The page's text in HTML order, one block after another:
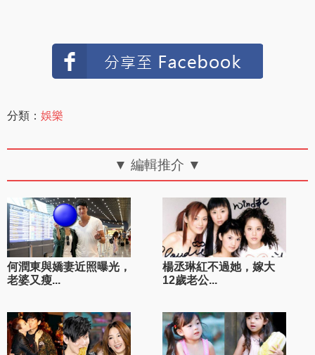
分類： 娛樂
▼ 編輯推介 ▼
何潤東與嬌妻近照曝光，
老婆又瘦...
楊丞琳紅不過她，嫁大
12歲老公...